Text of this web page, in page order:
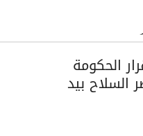
الحكومة
السلاح بيد